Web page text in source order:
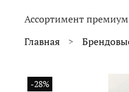
Ассортимент премиум
Главная
-28%